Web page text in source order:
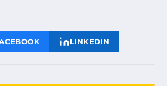
LINKEDIN